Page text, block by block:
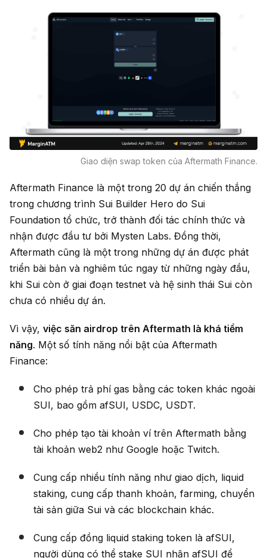
Giao diện swap token của Aftermath Finance.
Aftermath Finance là một trong 20 dự án chiến thắng
trong chương trình Sui Builder Hero do Sui
Foundation tổ chức, trở thành đối tác chính thức và
nhận được đầu tư bởi Mysten Labs. Đồng thời,
Aftermath cũng là một trong những dự án được phát
triển bài bản và nghiêm túc ngay từ những ngày đầu,
khi Sui còn ở giai đoạn testnet và hệ sinh thái Sui còn
chưa có nhiều dự án.
Vì vậy, việc săn airdrop trên Aftermath là khá tiềm
năng. Một số tính năng nổi bật của Aftermath
Finance:
Cho phép trả phí gas bằng các token khác ngoài
SUI, bao gồm afSUI, USDC, USDT.
Cho phép tạo tài khoản ví trên Aftermath bằng
tài khoản web2 như Google hoặc Twitch.
Cung cấp nhiều tính năng như giao dịch, liquid
staking, cung cấp thanh khoản, farming, chuyển
tài sản giữa Sui và các blockchain khác.
Cung cấp đồng liquid staking token là afSUI,
người dùng có thể stake SUI nhận afSUI để